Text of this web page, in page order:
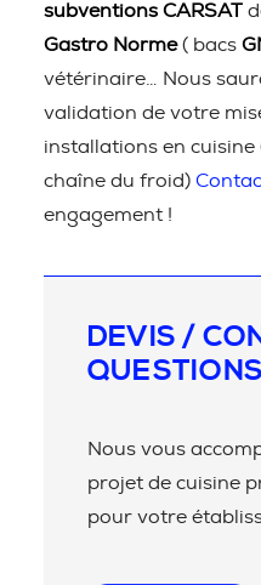
subventions CARSAT
Gastro Norme( bacs
vétérinaire… Nous
validation de votre
installations en
chaîne du froid)
engagement !
DEVIS /
QUESTIONS
Nous vous
projet de cuisine
pour votre